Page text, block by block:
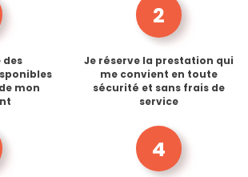
des
mon
2
Je réserve la prestation qui
me convient en toute
sécurité et sans frais de
service
4